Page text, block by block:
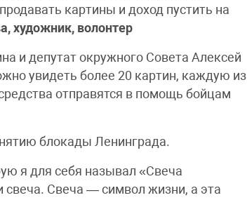
картины и доход пустить на
художник, волонтер
и депутат окружного Совета Алексей
увидеть более 20 картин, каждую из
отправятся в помощь бойцам
блокады Ленинграда.
я для себя называл «Свеча
свеча. Свеча — символ жизни, а эта